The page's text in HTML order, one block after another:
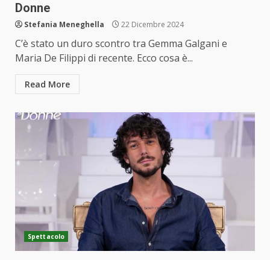
Donne
Stefania Meneghella 22 Dicembre 2024
C’è stato un duro scontro tra Gemma Galgani e
Maria De Filippi di recente. Ecco cosa è...
Read More
Spettacolo